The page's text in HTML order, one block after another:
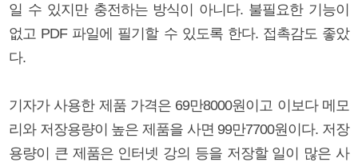
일 수 있지만 충전하는 방식이 아니다. 불필요한 기능이
없고 PDF 파일에 필기할 수 있도록 한다. 접촉감도 좋았
다.
기자가 사용한 제품 가격은 69만8000원이고 이보다 메모
리와 저장용량이 높은 제품을 사면 99만7700원이다. 저장
용량이 큰 제품은 인터넷 강의 등을 저장할 일이 많은 사